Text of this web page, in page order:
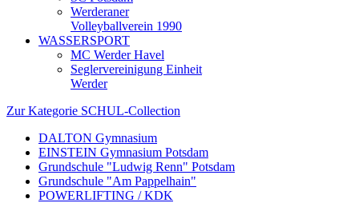
Werderaner
Volleyballverein 1990
WASSERSPORT
MC Werder Havel
Seglervereinigung Einheit
Werder
Zur Kategorie SCHUL-Collection
DALTON Gymnasium
EINSTEIN Gymnasium Potsdam
Grundschule "Ludwig Renn" Potsdam
Grundschule "Am Pappelhain"
POWERLIFTING / KDK